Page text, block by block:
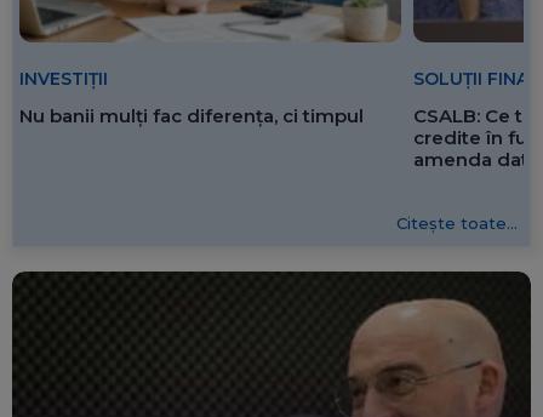
INVESTIȚII
Nu banii mulți fac diferența, ci timpul
SOLUȚII
CSALB: Ce
credite în
amenda
Citește toate...